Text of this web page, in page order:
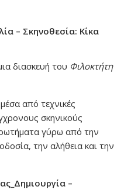
– Σκηνοθεσία: Κίκα
διασκευή του Φιλοκτήτη
από τεχνικές
σκηνικούς
γύρω από την
την αλήθεια και την
–